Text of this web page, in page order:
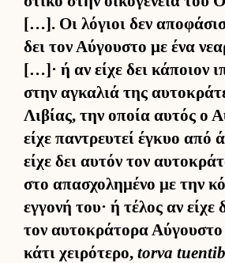
[…]. Οι λόγιοι δεν
δει τον Αύ­γου­στο με ένα
[…]· ή αν είχε δει κάποιον
στην αγκαλιά της
Λιβίας, την οποία αυ­τός ο
είχε παντρευ­τεί έγκυο από
είχε δει αυ­τόν τον
στο απασχολημένο με την
εγ­γονή του· ή τέλος αν είχε
τον αυ­τοκράτορα Αύ­γου­στο
κάτι χει­ρότερο, torva